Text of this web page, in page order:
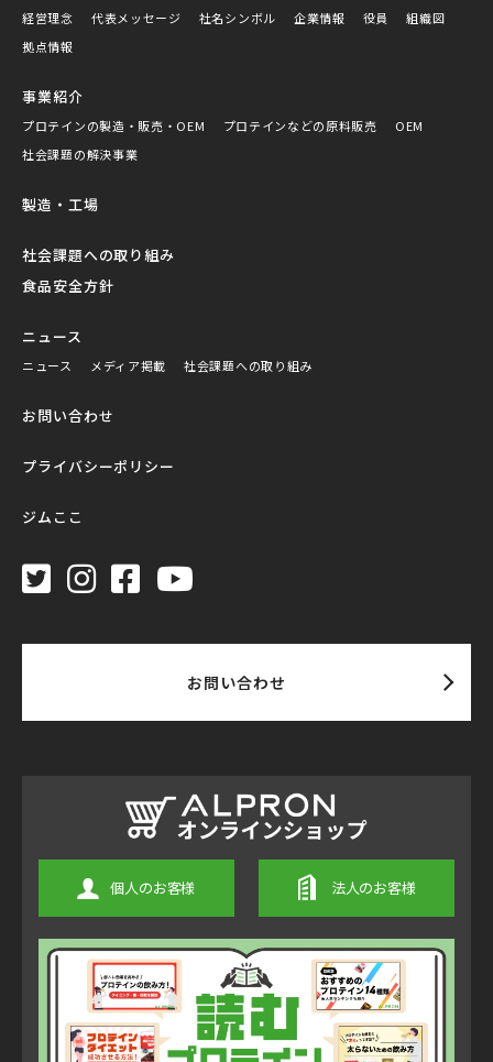
経営理念 代表メッセージ 社名シンボル 企業情報 役員
組織図
拠点情報
事業紹介
プロテインの製造・販売・OEM プロテインなどの原料販売
OEM
社会課題の解決事業
製造・工場
社会課題への取り組み
食品安全方針
ニュース
ニュース メディア掲載 社会課題への取り組み
お問い合わせ
プライバシーポリシー
ジムここ
お問い合わせ
個人のお客様 法人のお客様